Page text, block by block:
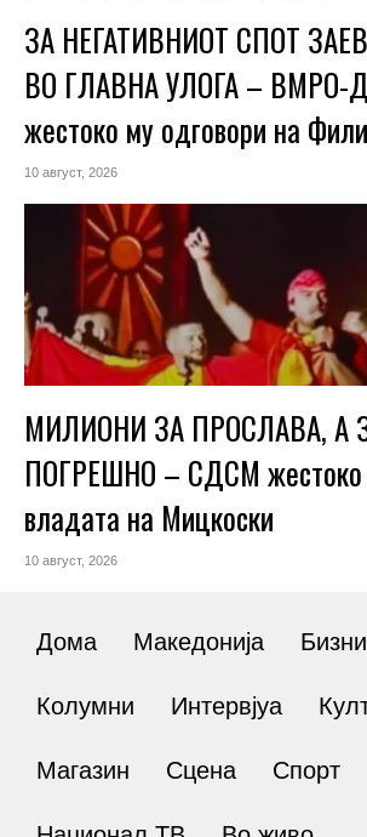
ЗА НЕГАТИВНИОТ СПОТ
ВО ГЛАВНА УЛОГА – ВМРО-
жестоко му одговори на
10 август, 2026
МИЛИОНИ ЗА ПРОСЛАВА, А
ПОГРЕШНО – СДСМ жестоко
владата на Мицкоски
10 август, 2026
Дома Македонија
Колумни Интервјуа
Магазин Сцена Спорт